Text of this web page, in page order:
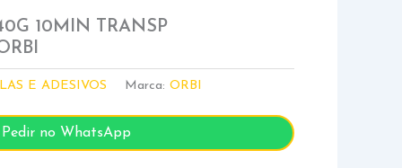
10MIN TRANSP
E ADESIVOS Marca:ORBI
Pedir no WhatsApp